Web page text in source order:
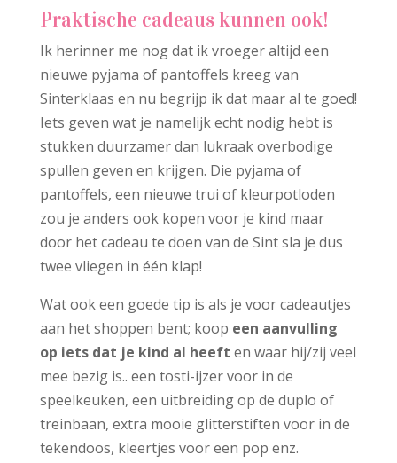
Praktische cadeaus kunnen ook!
Ik herinner me nog dat ik vroeger altijd een
nieuwe pyjama of pantoffels kreeg van
Sinterklaas en nu begrijp ik dat maar al te goed!
Iets geven wat je namelijk echt nodig hebt is
stukken duurzamer dan lukraak overbodige
spullen geven en krijgen. Die pyjama of
pantoffels, een nieuwe trui of kleurpotloden
zou je anders ook kopen voor je kind maar
door het cadeau te doen van de Sint sla je dus
twee vliegen in één klap!
Wat ook een goede tip is als je voor cadeautjes
aan het shoppen bent; koop een aanvulling
op iets dat je kind al heeft en waar hij/zij veel
mee bezig is.. een tosti-ijzer voor in de
speelkeuken, een uitbreiding op de duplo of
treinbaan, extra mooie glitterstiften voor in de
tekendoos, kleertjes voor een pop enz.